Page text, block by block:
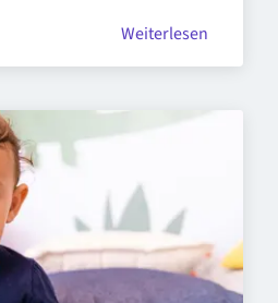
Weiterlesen